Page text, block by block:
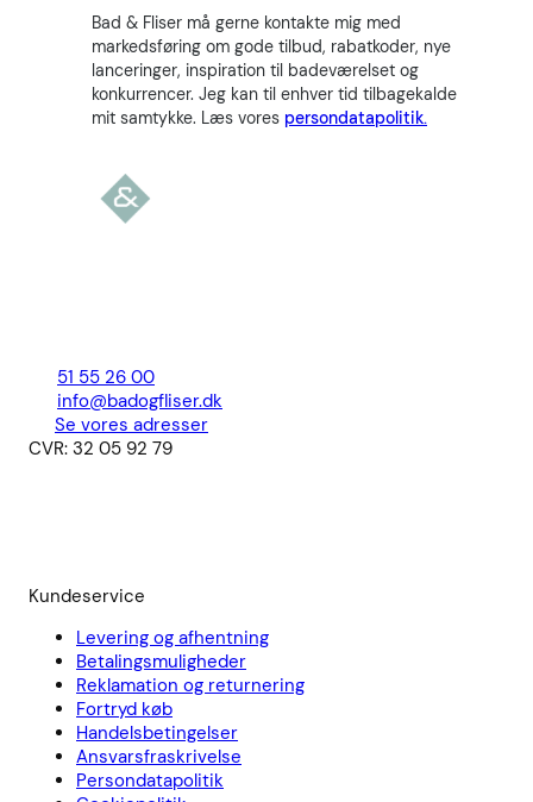
Bad & Fliser må gerne kontakte mig med
markedsføring om gode tilbud, rabatkoder, nye
lanceringer, inspiration til badeværelset og
konkurrencer. Jeg kan til enhver tid tilbagekalde
mit samtykke. Læs vores persondatapolitik.
51 55 26 00
info@badogfliser.dk
Se vores adresser
CVR: 32 05 92 79
Kundeservice
Levering og afhentning
Betalingsmuligheder
Reklamation og returnering
Fortryd køb
Handelsbetingelser
Ansvarsfraskrivelse
Persondatapolitik